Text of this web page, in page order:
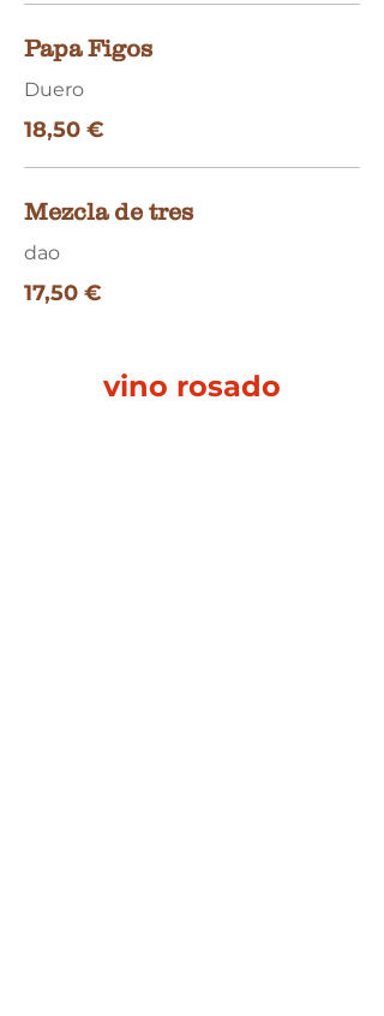
Papa Figos
Duero
18,50 €
Mezcla de tres
dao
17,50 €
vino rosado